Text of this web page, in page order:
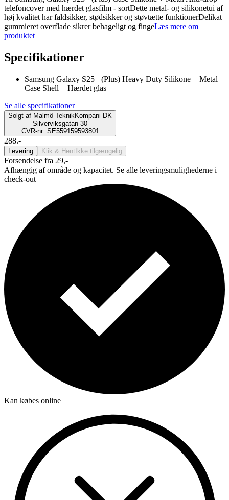
telefoncover med hærdet glasfilm - sortDette metal- og silikonetui af
høj kvalitet har faldsikker, stødsikker og støvtætte funktionerDelikat
gummieret overflade sikrer behageligt og fingeLæs mere om
produktet
Specifikationer
Samsung Galaxy S25+ (Plus) Heavy Duty Silikone + Metal
Case Shell + Hærdet glas
Se alle specifikationer
Solgt af Malmö TeknikKompani DK
Silverviksgatan 30
CVR-nr: SE559159593801
288.-
Levering Klik & Hent Ikke tilgængelig
Forsendelse fra 29,-
Afhængig af område og kapacitet. Se alle leveringsmulighederne i
check-out
Kan købes online